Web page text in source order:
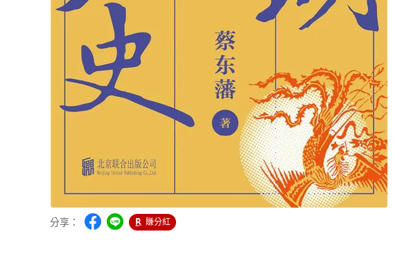
分享： 賺分紅